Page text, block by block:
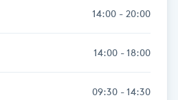
14:00 - 20:00
14:00 - 18:00
09:30 - 14:30